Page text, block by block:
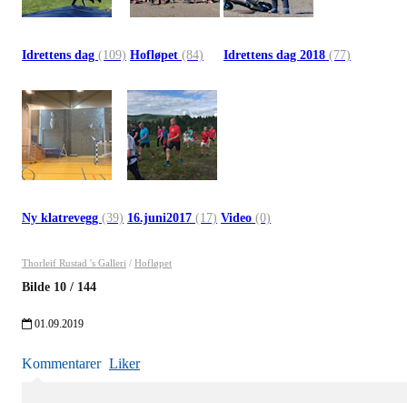
Idrettens dag (109) Hofløpet (84) Idrettens dag 2018 (77)
Ny klatrevegg (39) 16.juni2017 (17) Video (0)
Thorleif Rustad 's Galleri / Hofløpet
Bilde 10 / 144
01.09.2019
Kommentarer Liker